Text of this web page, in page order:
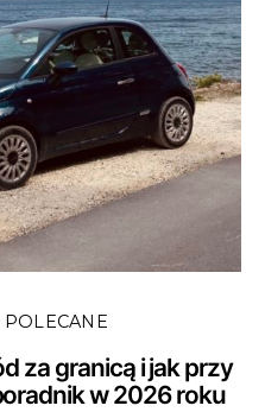
POLECANE
za granicą i jak przy
w 2026 roku